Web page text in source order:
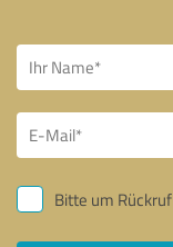
Bitte um Rückruf